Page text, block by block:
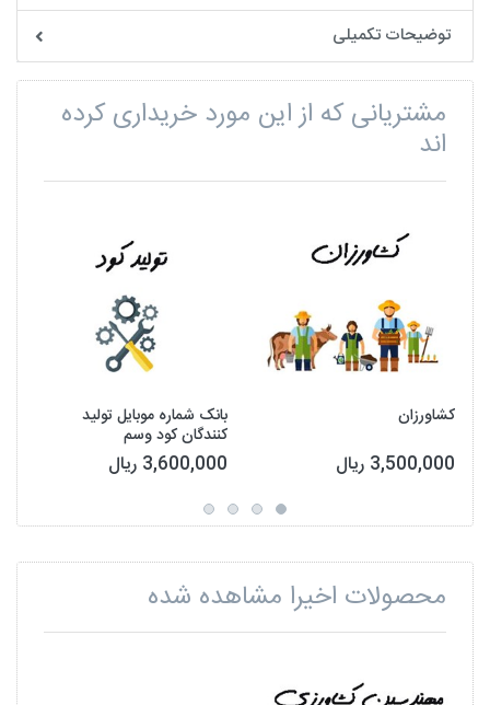
توضیحات تکمیلی
مشتریانی که از این مورد خریداری کرده
اند
کشاورزان
3,500,000 ریال
بانک شماره موبایل تولید
کنندگان کود وسم
3,600,000 ریال
محصولات اخیرا مشاهده شده